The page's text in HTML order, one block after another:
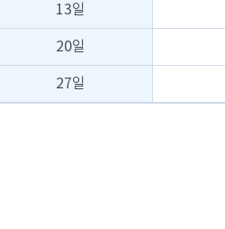
13일
20일
27일